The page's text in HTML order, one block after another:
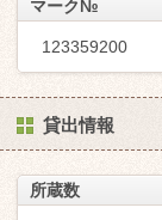
マーク№
123359200
貸出情報
所蔵数